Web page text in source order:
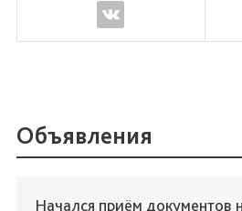
Объявления
Начался приём документов